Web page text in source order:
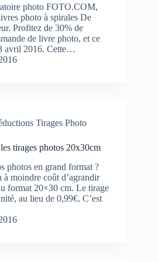
photo FOTO.COM,
photo à spirales De
Profitez de 30% de
de livre photo, et ce
avril 2016. Cette…
Tirages Photo
tirages photos 20x30cm
photos en grand format ?
moindre coût d’agrandir
format 20×30 cm. Le tirage
au lieu de 0,99€. C’est